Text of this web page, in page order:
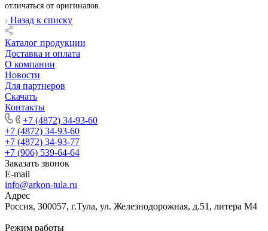
отличаться от оригиналов.
Назад к списку
Каталог продукции
Доставка и оплата
О компании
Новости
Для партнеров
Скачать
Контакты
+7 (4872) 34-93-60
+7 (4872) 34-93-60
+7 (4872) 34-93-77
+7 (906) 539-64-64
Заказать звонок
E-mail
info@arkon-tula.ru
Адрес
Россия, 300057, г.Тула, ул. Железнодорожная, д.51, литера М4
Режим работы